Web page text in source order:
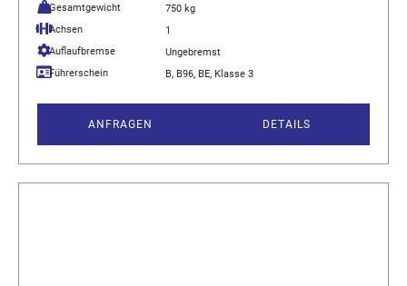
Gesamtgewicht
750 kg
Achsen
1
Auflaufbremse
Ungebremst
Führerschein
B, B96, BE, Klasse 3
ANFRAGEN DETAILS